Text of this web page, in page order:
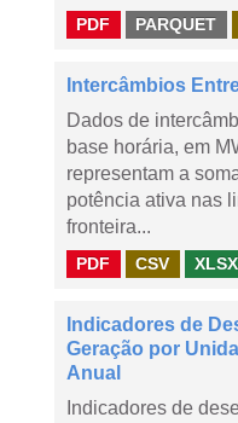
PDF PARQUET
Intercâmbios
Dados de
base horária, em
representam a
potência ativa nas
fronteira...
PDF CSV XLSX
Indicadores de
Geração por
Anual
Indicadores de